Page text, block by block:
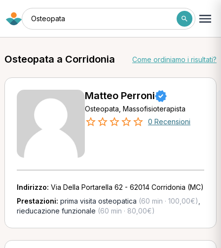
Osteopata
Osteopata a Corridonia Come ordiniamo i risultati?
Matteo Perroni
Osteopata, Massofisioterapista
0 Recensioni
Indirizzo: Via Della Portarella 62 - 62014 Corridonia (MC)
Prestazioni: prima visita osteopatica (60 min · 100,00€)
rieducazione funzionale (60 min · 80,00€)